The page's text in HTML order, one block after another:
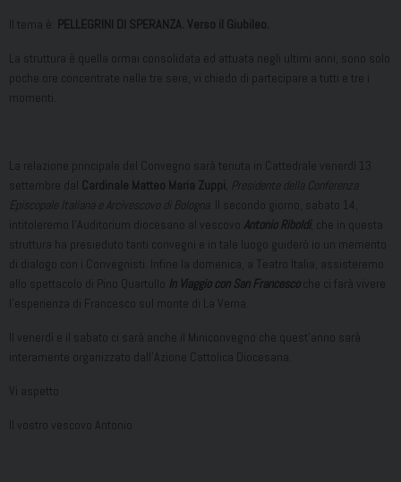
Il tema è: PELLEGRINI DI SPERANZA. Verso il Giubileo.
La struttura è quella ormai consolidata ed attuata negli ultimi anni, sono solo
poche ore concentrate nelle tre sere, vi chiedo di partecipare a tutti e tre i
momenti.
La relazione principale del Convegno sarà tenuta in Cattedrale venerdì 13
settembre dal Cardinale Matteo Maria Zuppi, Presidente della Conferenza
Episcopale Italiana e Arcivescovo di Bologna . Il secondo giorno, sabato 14,
intitoleremo l’Auditorium diocesano al vescovo Antonio Riboldi, che in questa
struttura ha presieduto tanti convegni e in tale luogo guiderò io un memento
di dialogo con i Convegnisti. Infine la domenica, a Teatro Italia, assisteremo
allo spettacolo di Pino Quartullo In Viaggio con San Francescoche ci farà vivere
l’esperienza di Francesco sul monte di La Verna.
Il venerdì e il sabato ci sarà anche il Miniconvegno che quest’anno sarà
interamente organizzato dall’Azione Cattolica Diocesana.
Vi aspetto
Il vostro vescovo Antonio